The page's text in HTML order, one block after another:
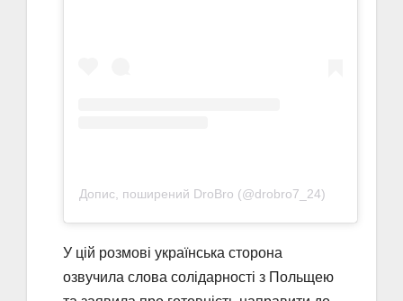
Допис, поширений DroBro (@drobro7_24)
У цій розмові українська сторона
озвучила слова солідарності з Польщею